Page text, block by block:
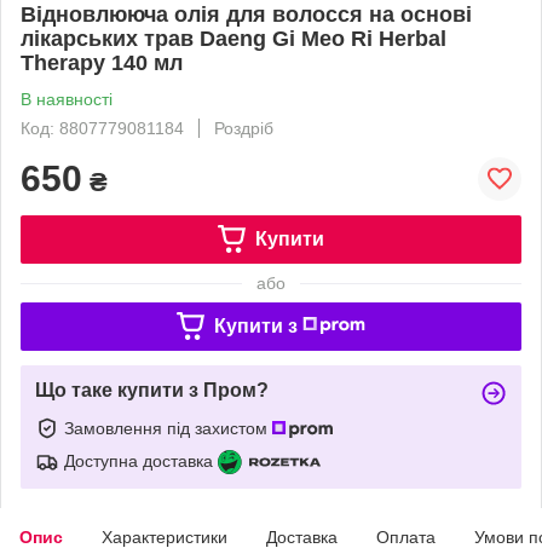
Відновлююча олія для волосся на основі
лікарських трав Daeng Gi Meo Ri Herbal
Therapy 140 мл
В наявності
Код: 8807779081184
Роздріб
650 ₴
Купити
або
Купити з
Що таке купити з Пром?
Замовлення під захистом
Доступна доставка
Опис Характеристики Доставка Оплата Умови